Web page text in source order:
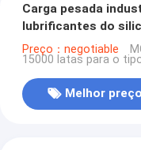
Carga pesada
lubrificantes do
Preço：negotiable
15000 latas para o
Melhor preço